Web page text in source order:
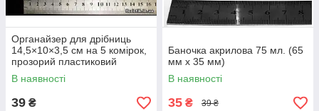
Органайзер для дрібниць
14,5×10×3,5 см на 5 комірок,
прозорий пластиковий
контейнер
В наявності
39 ₴
Баночка акрилова 75 мл. (65
мм х 35 мм)
В наявності
35 ₴ 39 ₴